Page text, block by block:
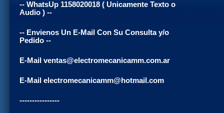
-- WhatsUp 1158020018 ( Unicamente Texto o
Audio ) --
-- Envienos Un E-Mail Con Su Consulta y/o
Pedido --
E-Mail ventas@electromecanicamm.com.ar
E-Mail electromecanicamm@hotmail.com
----------------